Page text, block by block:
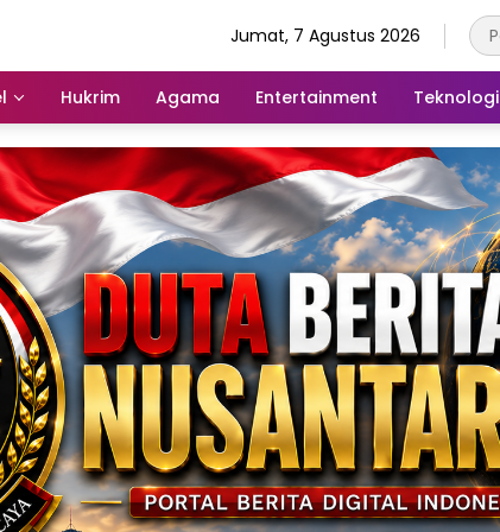
Jumat, 7 Agustus 2026
Hukrim Agama Entertainment Teknologi